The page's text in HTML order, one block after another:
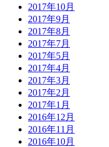
2017年10月
2017年9月
2017年8月
2017年7月
2017年5月
2017年4月
2017年3月
2017年2月
2017年1月
2016年12月
2016年11月
2016年10月